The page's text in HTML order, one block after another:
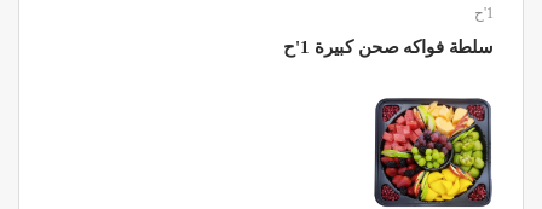
1'ح
سلطة فواكه صحن كبيرة 1'ح